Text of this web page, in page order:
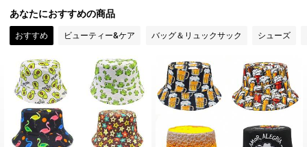
4.85 759 フォロワー
759 フォロワー
759 フォロワー
あなたにおすすめの商品
おすすめ ビューティー&ケア バッグ＆リュックサック シューズ